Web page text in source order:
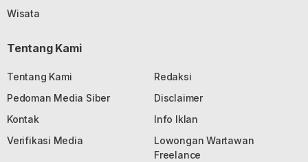
Wisata
Tentang Kami
Tentang Kami
Redaksi
Pedoman Media Siber
Disclaimer
Kontak
Info Iklan
Verifikasi Media
Lowongan Wartawan
Freelance